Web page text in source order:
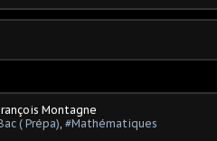
Montagne
( Prépa) #Mathématiques